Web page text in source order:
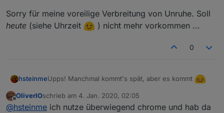
Sorry für meine voreilige Verbreitung von Unruhe. Soll
heute (siehe Uhrzeit ) nicht mehr vorkommen ...
0
hsteinmeUpps! Manchmal kommt's spät, aber es kommt
Es handelt sich hier um ein Problem des Browsers.
Firefox, Opera und Edge zeigen die "Besiedelung"
Offline
OliverIOschrieb am 4. Jan. 2020, 02:05
zuletzt editiert von
@hsteinme ich nutze überwiegend chrome und hab da